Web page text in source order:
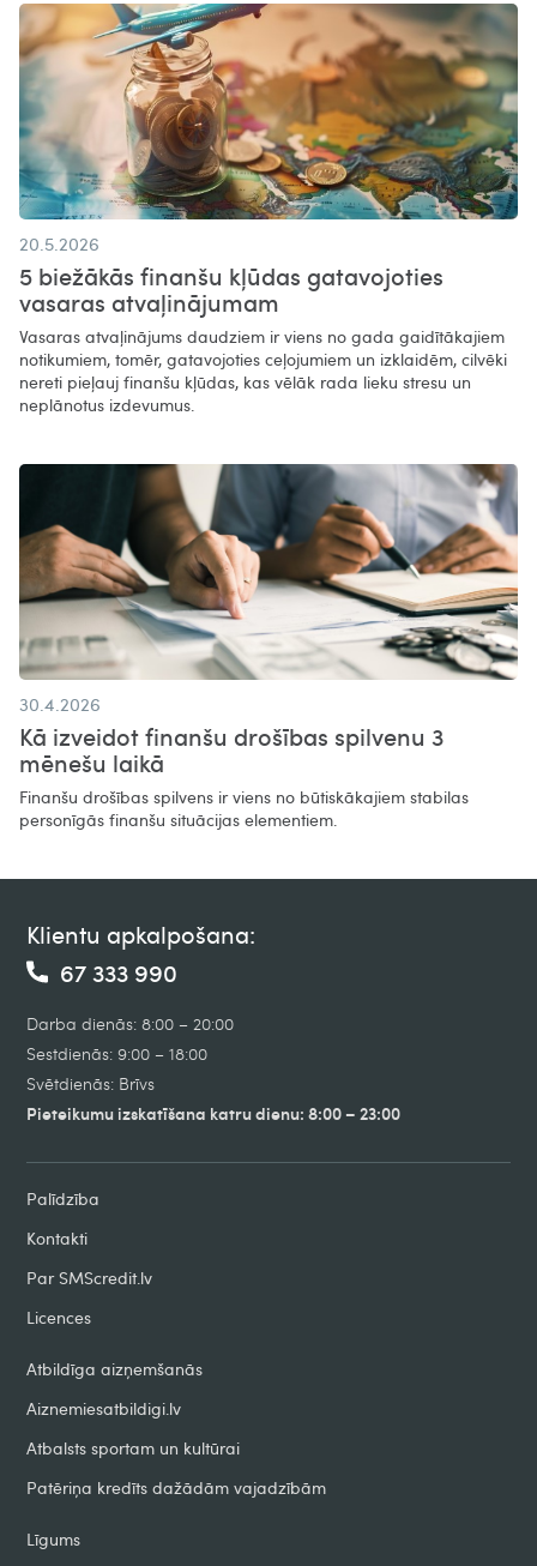
20.5.2026
5 biežākās finanšu kļūdas gatavojoties
vasaras atvaļinājumam
Vasaras atvaļinājums daudziem ir viens no gada gaidītākajiem
notikumiem, tomēr, gatavojoties ceļojumiem un izklaidēm, cilvēki
nereti pieļauj finanšu kļūdas, kas vēlāk rada lieku stresu un
neplānotus izdevumus.
30.4.2026
Kā izveidot finanšu drošības spilvenu 3
mēnešu laikā
Finanšu drošības spilvens ir viens no būtiskākajiem stabilas
personīgās finanšu situācijas elementiem.
Klientu apkalpošana:
67 333 990
Darba dienās: 8:00 – 20:00
Sestdienās: 9:00 – 18:00
Svētdienās: Brīvs
Pieteikumu izskatīšana katru dienu: 8:00 – 23:00
Palīdzība
Kontakti
Par SMScredit.lv
Licences
Atbildīga aizņemšanās
Aiznemiesatbildigi.lv
Atbalsts sportam un kultūrai
Patēriņa kredīts dažādām vajadzībām
Līgums